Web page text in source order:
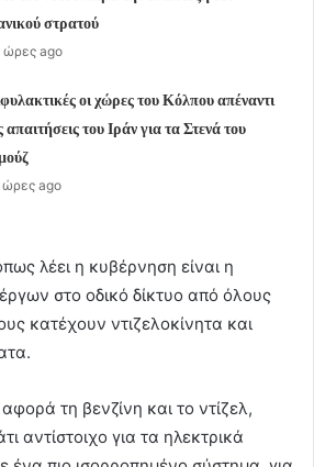
στρατού
ώρες ago
οι χώρες του Κόλπου απέναντι
απαιτήσεις του Ιράν για τα Στενά του
ώρες ago
λέει η κυβέρνηση είναι η
στο οδικό δίκτυο από όλους
κατέχουν ντιζελοκίνητα και
τη βενζίνη και το ντίζελ,
αντίστοιχο για τα ηλεκτρικά